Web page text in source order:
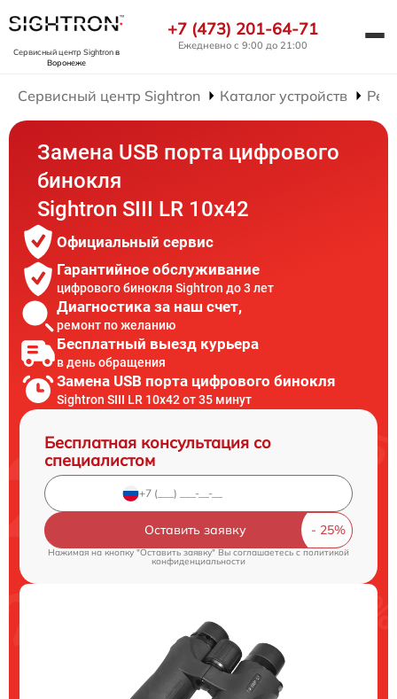
Сервисный центр Sightronв
Воронеже
+7 (473) 201-64-71
Ежедневно с 9:00 до 21:00
Сервисный центр Sightron Каталог устройств
Замена USB порта цифрового
бинокля
Sightron SIII LR 10x42
Официальный сервис
Гарантийное обслуживание
цифрового бинокля Sightron до 3 лет
Диагностика за наш счет,
ремонт по желанию
Бесплатный выезд курьера
в день обращения
Замена USB порта цифрового бинокля
Sightron SIII LR 10x42 от 35 минут
Бесплатная консультация со
специалистом
Оставить заявку
Нажимая на кнопку "Оставить заявку" Вы соглашаетесь cполитикой
конфиденциальности